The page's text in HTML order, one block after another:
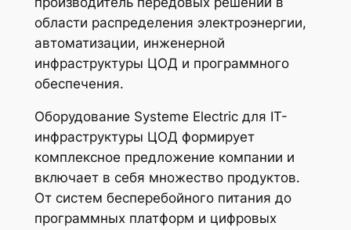
области распределения электроэнергии,
автоматизации, инженерной
инфраструктуры ЦОД и программного
обеспечения.
Оборудование Systeme Electric для IT-
инфраструктуры ЦОД формирует
комплексное предложение компании и
включает в себя множество продуктов.
От систем бесперебойного питания до
программных платформ и цифровых